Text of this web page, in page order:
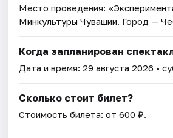
Место проведения:
Минкультуры Чувашии. Город —
Когда запланирован
Дата и время:29 августа 2026 •
Сколько стоит билет?
Стоимость билета: от 600 ₽.